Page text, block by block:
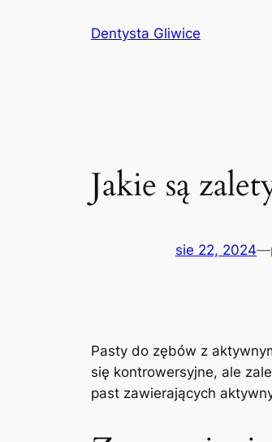
Dentysta Gliwice
Jakie są
sie 22, 2024—
Pasty do zębów z
się kontrowersyjne, ale
past zawierających